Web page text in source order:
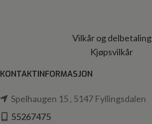
Vilkår og delbetaling
Kjøpsvilkår
KONTAKTINFORMASJON
Spelhaugen 15 , 5147 Fyllingsdalen
55267475